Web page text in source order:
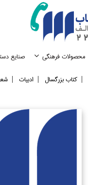
محصولات فرهنگي صنايع
كتاب بزرگسال ادبيات